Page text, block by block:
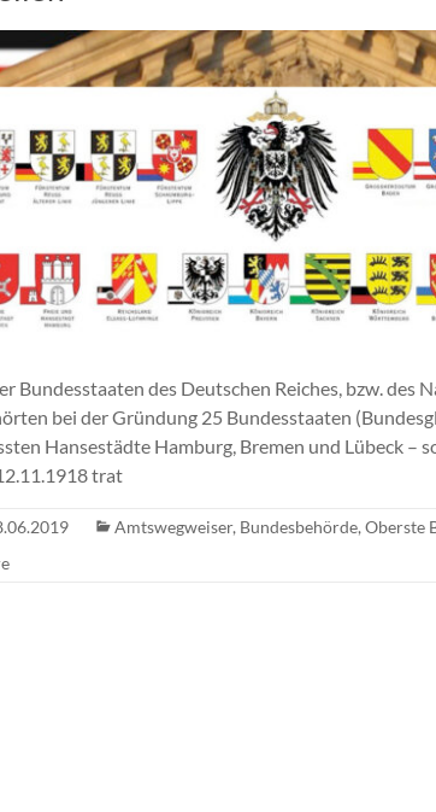
Bundesstaaten des Deutschen Reiches, bzw. des
bei der Gründung 25 Bundesstaaten
Hansestädte Hamburg, Bremen und Lübeck –
trat
Amtswegweiser, Bundesbehörde,Oberste